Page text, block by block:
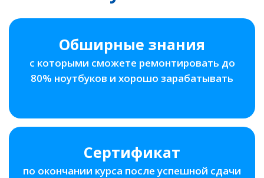
Обширные знания
с которыми сможете ремонтировать до
80% ноутбуков и хорошо зарабатывать
Сертификат
по окончании курса после успешной сдачи